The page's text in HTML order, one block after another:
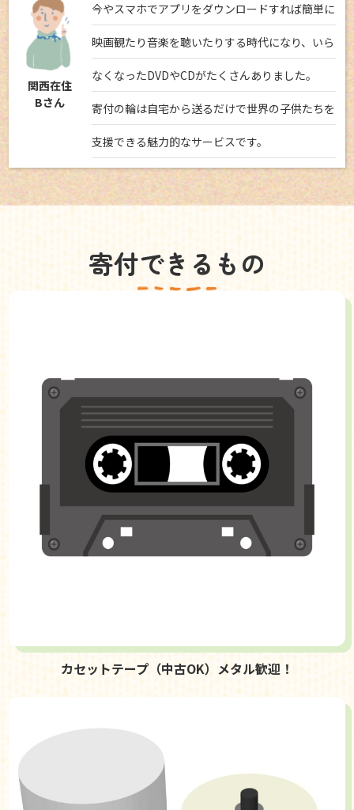
関西在住
Bさん
今やスマホでアプリをダウンロードすれば簡単に
映画観たり音楽を聴いたりする時代になり、いら
なくなったDVDやCDがたくさんありました。
寄付の輪は自宅から送るだけで世界の子供たちを
支援できる魅力的なサービスです。
寄付できるもの
カセットテープ（中古OK）メタル歓迎！